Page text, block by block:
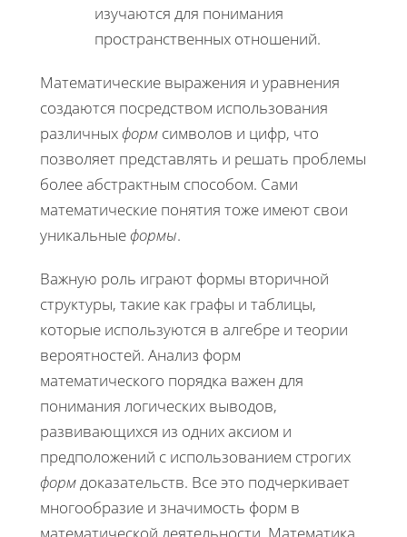
изучаются для понимания
пространственных отношений.
Математические выражения и уравнения
создаются посредством использования
различныхформ символов и цифр, что
позволяет представлять и решать проблемы
более абстрактным способом. Сами
математические понятия тоже имеют свои
уникальныеформы.
Важную роль играют формы вторичной
структуры, такие как графы и таблицы,
которые используются в алгебре и теории
вероятностей. Анализ форм
математического порядка важен для
понимания логических выводов,
развивающихся из одних аксиом и
предположений с использованием строгих
формдоказательств. Все это подчеркивает
многообразие и значимость форм в
математической деятельности. Математика,